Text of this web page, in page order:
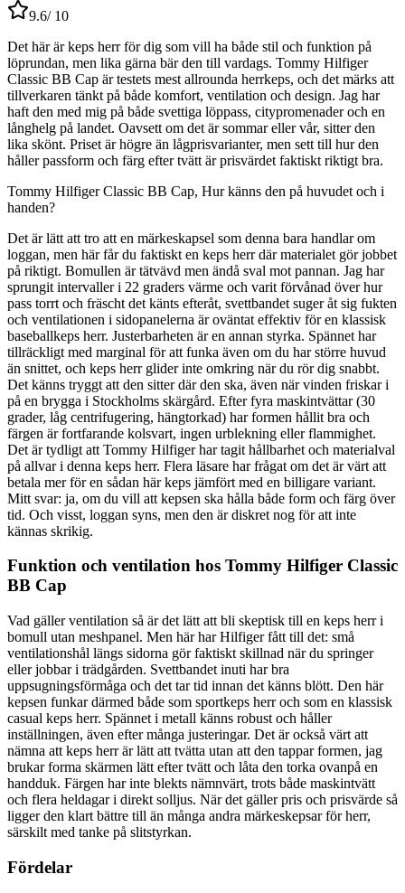
9.6/ 10
Det här är keps herr för dig som vill ha både stil och funktion på
löprundan, men lika gärna bär den till vardags. Tommy Hilfiger
Classic BB Cap är testets mest allrounda herrkeps, och det märks att
tillverkaren tänkt på både komfort, ventilation och design. Jag har
haft den med mig på både svettiga löppass, citypromenader och en
långhelg på landet. Oavsett om det är sommar eller vår, sitter den
lika skönt. Priset är högre än lågprisvarianter, men sett till hur den
håller passform och färg efter tvätt är prisvärdet faktiskt riktigt bra.
Tommy Hilfiger Classic BB Cap, Hur känns den på huvudet och i
handen?
Det är lätt att tro att en märkeskapsel som denna bara handlar om
loggan, men här får du faktiskt en keps herr där materialet gör jobbet
på riktigt. Bomullen är tätvävd men ändå sval mot pannan. Jag har
sprungit intervaller i 22 graders värme och varit förvånad över hur
pass torrt och fräscht det känts efteråt, svettbandet suger åt sig fukten
och ventilationen i sidopanelerna är oväntat effektiv för en klassisk
baseballkeps herr. Justerbarheten är en annan styrka. Spännet har
tillräckligt med marginal för att funka även om du har större huvud
än snittet, och keps herr glider inte omkring när du rör dig snabbt.
Det känns tryggt att den sitter där den ska, även när vinden friskar i
på en brygga i Stockholms skärgård. Efter fyra maskintvättar (30
grader, låg centrifugering, hängtorkad) har formen hållit bra och
färgen är fortfarande kolsvart, ingen urblekning eller flammighet.
Det är tydligt att Tommy Hilfiger har tagit hållbarhet och materialval
på allvar i denna keps herr. Flera läsare har frågat om det är värt att
betala mer för en sådan här keps jämfört med en billigare variant.
Mitt svar: ja, om du vill att kepsen ska hålla både form och färg över
tid. Och visst, loggan syns, men den är diskret nog för att inte
kännas skrikig.
Funktion och ventilation hos Tommy Hilfiger Classic
BB Cap
Vad gäller ventilation så är det lätt att bli skeptisk till en keps herr i
bomull utan meshpanel. Men här har Hilfiger fått till det: små
ventilationshål längs sidorna gör faktiskt skillnad när du springer
eller jobbar i trädgården. Svettbandet inuti har bra
uppsugningsförmåga och det tar tid innan det känns blött. Den här
kepsen funkar därmed både som sportkeps herr och som en klassisk
casual keps herr. Spännet i metall känns robust och håller
inställningen, även efter många justeringar. Det är också värt att
nämna att keps herr är lätt att tvätta utan att den tappar formen, jag
brukar forma skärmen lätt efter tvätt och låta den torka ovanpå en
handduk. Färgen har inte blekts nämnvärt, trots både maskintvätt
och flera heldagar i direkt solljus. När det gäller pris och prisvärde så
ligger den klart bättre till än många andra märkeskepsar för herr,
särskilt med tanke på slitstyrkan.
Fördelar